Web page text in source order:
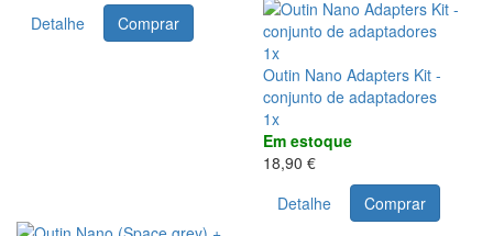
Detalhe
Comprar
1x
Outin Nano Adapters Kit -
conjunto de adaptadores
1x
Em estoque
18,90 €
Detalhe
Comprar